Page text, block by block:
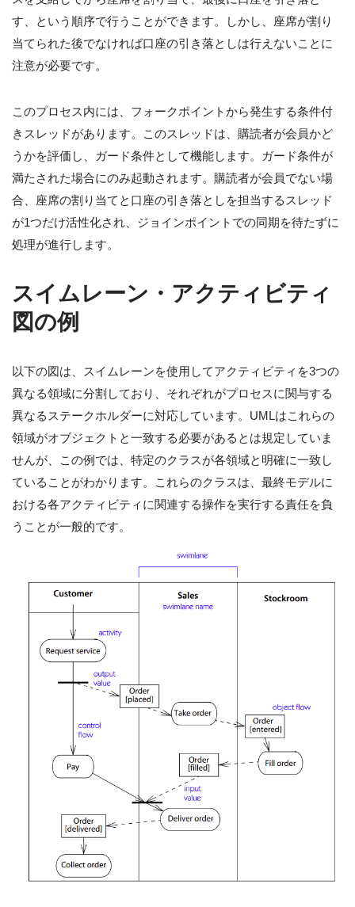
す、という順序で行うことができます。しかし、座席が割り
当てられた後でなければ口座の引き落としは行えないことに
注意が必要です。
このプロセス内には、フォークポイントから発生する条件付
きスレッドがあります。このスレッドは、購読者が会員かど
うかを評価し、ガード条件として機能します。ガード条件が
満たされた場合にのみ起動されます。購読者が会員でない場
合、座席の割り当てと口座の引き落としを担当するスレッド
が1つだけ活性化され、ジョインポイントでの同期を待たずに
処理が進行します。
スイムレーン・アクティビティ
図の例
以下の図は、スイムレーンを使用してアクティビティを3つの
異なる領域に分割しており、それぞれがプロセスに関与する
異なるステークホルダーに対応しています。UMLはこれらの
領域がオブジェクトと一致する必要があるとは規定していま
せんが、この例では、特定のクラスが各領域と明確に一致し
ていることがわかります。これらのクラスは、最終モデルに
おける各アクティビティに関連する操作を実行する責任を負
うことが一般的です。